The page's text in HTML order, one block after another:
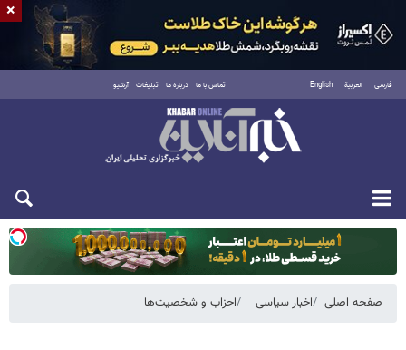
فارسی العربية English تماس با ما درباره ما تبلیغات آرشیو
دوشنبه ۱۹ مرداد ۱۴۰۵
صفحه اصلی اخبار سیاسی احزاب و شخصیت‌ها
×